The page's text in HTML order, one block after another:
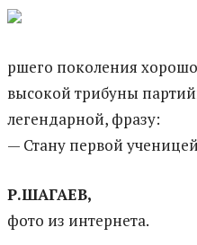
ршего поколения
высокой трибуны
легендарной, фразу:
— Стану первой
Р.ШАГАЕВ,
фото из интернета.